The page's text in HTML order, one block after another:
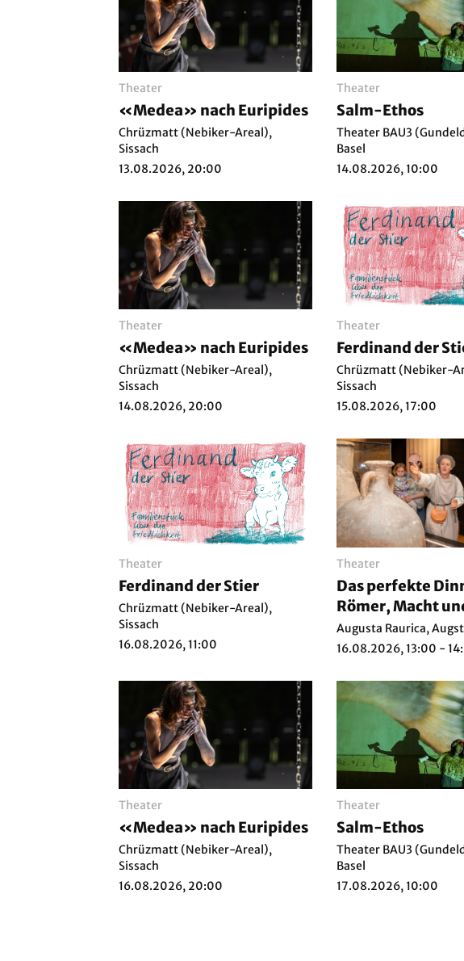
Theater
«Medea» nach Euripides
Chrüzmatt (Nebiker-Areal),
Sissach
13.08.2026, 20:00
Theater
Salm-Ethos
Theater BAU3
Basel
14.08.2026, 10:00
Theater
«Medea» nach Euripides
Chrüzmatt (Nebiker-Areal),
Sissach
14.08.2026, 20:00
Theater
Ferdinand der
Chrüzmatt (Nebiker-
Sissach
15.08.2026, 17:00
Theater
Ferdinand der Stier
Chrüzmatt (Nebiker-Areal),
Sissach
16.08.2026, 11:00
Theater
Das perfekte
Römer, Macht
Ein szenischer
für die ganze
Augusta Raurica, Augst
16.08.2026, 13:00 -
Theater
«Medea» nach Euripides
Chrüzmatt (Nebiker-Areal),
Sissach
16.08.2026, 20:00
Theater
Salm-Ethos
Theater BAU3
Basel
17.08.2026, 10:00